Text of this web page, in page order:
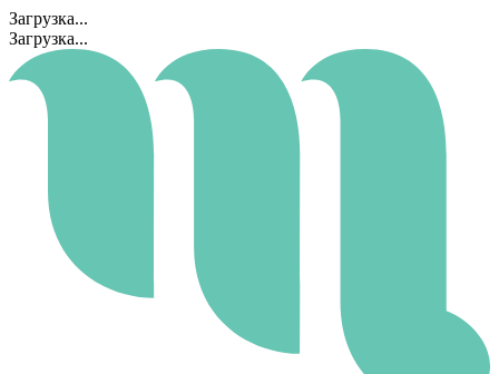
Загрузка...
Загрузка...